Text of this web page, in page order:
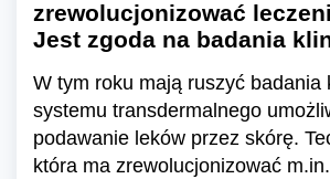
zrewolucjonizować
Jest zgoda na badania
W tym roku mają ruszyć badania
systemu transdermalnego
podawanie leków przez skórę.
która ma zrewolucjonizować